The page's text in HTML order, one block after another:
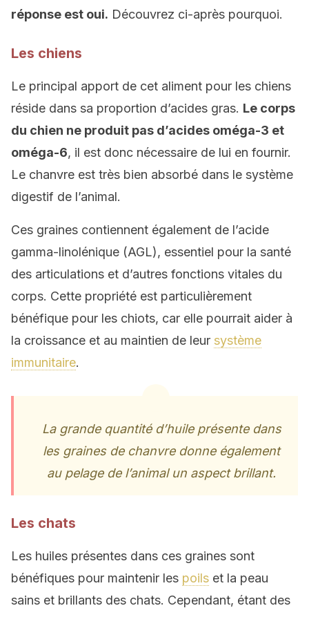
réponse est oui. Découvrez ci-après pourquoi.
Les chiens
Le principal apport de cet aliment pour les chiens
réside dans sa proportion d’acides gras. Le corps
du chien ne produit pas d’acides oméga-3 et
oméga-6, il est donc nécessaire de lui en fournir.
Le chanvre est très bien absorbé dans le système
digestif de l’animal.
Ces graines contiennent également de l’acide
gamma-linolénique (AGL), essentiel pour la santé
des articulations et d’autres fonctions vitales du
corps. Cette propriété est particulièrement
bénéfique pour les chiots, car elle pourrait aider à
la croissance et au maintien de leur système
immunitaire.
La grande quantité d’huile présente dans
les graines de chanvre donne également
au pelage de l’animal un aspect brillant.
Les chats
Les huiles présentes dans ces graines sont
bénéfiques pour maintenir les poils et la peau
sains et brillants des chats. Cependant, étant des